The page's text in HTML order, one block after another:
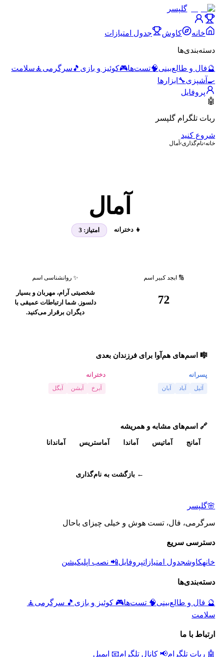
گلپسر
خانه کاوش جدول امتیازات
دسته‌بندی‌ها
🔮فال و طالع‌بینی🧠تست‌ها🎮کوئیز و بازی 🎵 سرگرمی 🧘 سلامت
🍳 آشپزی🔧 ابزارها
پروفایل
🤖
ربات تلگرام گلپسر
شروع کنید
خانه›نام‌گذاری› آمال
آمال
👧 دخترانه امتیاز: 3
🔢 ابجد کبیر اسم
72
✨ روانشناسی اسم
شخصیتی آرام، مهربان و بسیار
دلسوز. شما ارتباطات عمیقی با
دیگران برقرار می‌کنید.
🎼 اسم‌های هم‌آوا برای فرزندان بعدی
پسرانه
آئیل آباد آبان
دخترانه
آبرخ آبشن آبگل
🔗 اسم‌های مشابه و همریشه
آمانج آماتیس آماندا آماستریس آماندانا
← بازگشت به نام‌گذاری
🌸گلپسر
سرگرمی، فال، تست هوش و خیلی چیزای باحال
دسترسی سریع
خانهکاوشجدول امتیازاتپروفایل📲 نصب اپلیکیشن
دسته‌بندی‌ها
🔮 فال و طالع‌بینی🧠 تست‌ها🎮 کوئیز و بازی 🎵 سرگرمی 🧘
سلامت
ارتباط با ما
🤖 ربات تلگرام📢 کانال تلگرام📧 ایمیل